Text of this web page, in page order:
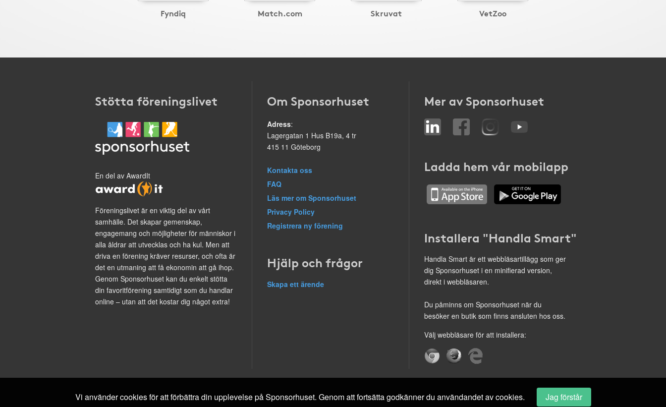
Fyndiq Match.com Skruvat VetZoo
Stötta föreningslivet
En del av AwardIt
Föreningslivet är en viktig del av vårt
samhälle. Det skapar gemenskap,
engagemang och möjligheter för människor i
alla åldrar att utvecklas och ha kul. Men att
driva en förening kräver resurser, och ofta är
det en utmaning att få ekonomin att gå ihop.
Genom Sponsorhuset kan du enkelt stötta
din favoritförening samtidigt som du handlar
online – utan att det kostar dig något extra!
Om Sponsorhuset
Adress:
Lagergatan 1 Hus B19a, 4 tr
415 11 Göteborg
Kontakta oss
FAQ
Läs mer om Sponsorhuset
Privacy Policy
Registrera ny förening
Hjälp och frågor
Skapa ett ärende
Mer av Sponsorhuset
Ladda hem vår mobilapp
Installera "Handla Smart"
Handla Smart är ett webbläsartillägg som ger
dig Sponsorhuset i en minifierad version,
direkt i webbläsaren.
Du påminns om Sponsorhuset när du
besöker en butik som finns ansluten hos oss.
Välj webbläsare för att installera:
Vi använder cookies för att förbättra din upplevelse på Sponsorhuset. Genom att fortsätta godkänner du användandet av cookies. Jag förstår